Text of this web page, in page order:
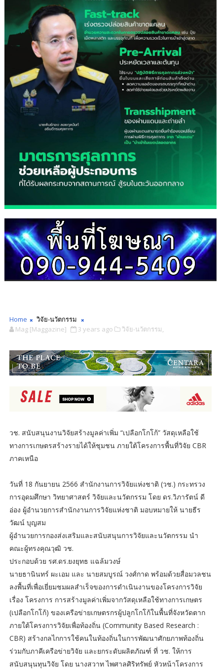
Home
วิจัย-นวัตกรรม
Mag [Maggazine]
3 years ago วิจัย-นวัตกรรม,
วช. สนับสนุนงานวิจัยสร้างมูลค่าเพิ่ม “เปลือกโกโก้” วัสดุเหลือใช้
ทางการเกษตรสร้างรายได้ให้ชุมชน ภายใต้โครงการพื้นที่วิจัย CBR
ภาคเหนือ
วันที่ 18 กันยายน 2566 สำนักงานการวิจัยแห่งชาติ (วช.) กระทรวง
การอุดมศึกษา วิทยาศาสตร์ วิจัยและนวัตกรรม โดย ดร.วิภารัตน์ ดี
อ่อง ผู้อำนวยการสำนักงานการวิจัยแห่งชาติ มอบหมายให้ นายธีร
วัฒน์ บุญสม
ผู้อำนวยการกองส่งเสริมและสนับสนุนการวิจัยและนวัตกรรม นำ
คณะผู้ทรงคุณวุฒิ วช.
ประกอบด้วย รศ.ดร.ยงยุทธ แฉล้มวงษ์
นายธานินทร์ ผะเอม และ นายสมบูรณ์ วงศ์กาด พร้อมด้วยสื่อมวลชน
ลงพื้นที่เพื่อเยี่ยมชมผลสำเร็จของการดำเนินงานของโครงการวิจัย
เรื่อง โครงการ การสร้างมูลค่าเพิ่มจากวัสดุเหลือใช้ทางการเกษตร
(เปลือกโกโก้) ของเครือข่ายเกษตรกรผู้ปลูกโกโก้ในพื้นที่จังหวัดตาก
ภายใต้โครงการวิจัยเพื่อท้องถิ่น (Community Based Research :
CBR) สร้างกลไกการใช้คนในท้องถิ่นในการพัฒนาศักยภาพท้องถิ่น
ร่วมกับภาคีเครือข่ายวิจัย และยกระดับผลิตภัณฑ์ ที่ วช. ให้การ
สนับสนุนทุนวิจัย โดย นางสวาท ไพศาลศิริทรัพย์ หัวหน้าโครงการ